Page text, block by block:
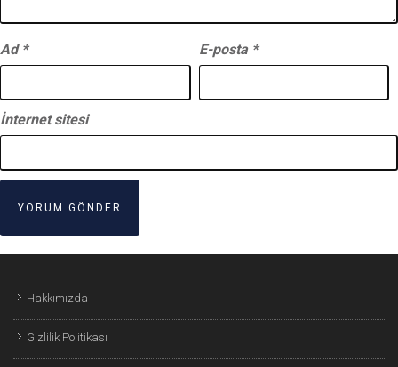
Ad * E-posta *
İnternet sitesi
Hakkımızda
Gizlilik Politikası